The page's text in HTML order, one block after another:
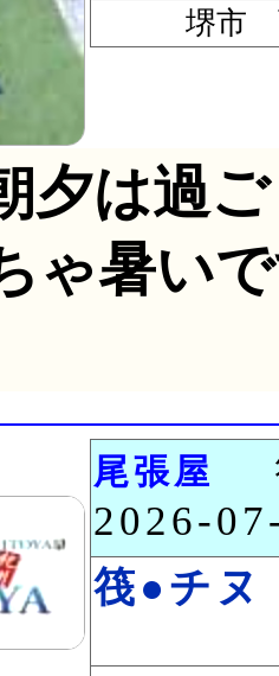
堺市
夕は過
ゃ暑い
尾張屋
2026-
筏●チヌ